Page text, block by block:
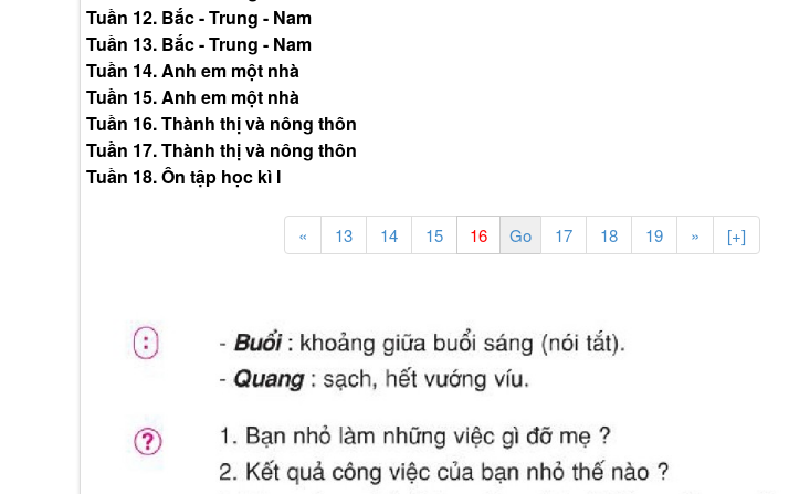
Tuần 12. Bắc - Trung - Nam
Tuần 13. Bắc - Trung - Nam
Tuần 14. Anh em một nhà
Tuần 15. Anh em một nhà
Tuần 16. Thành thị và nông thôn
Tuần 17. Thành thị và nông thôn
Tuần 18. Ôn tập học kì I
« 13 14 15 17 18 19 » [+]